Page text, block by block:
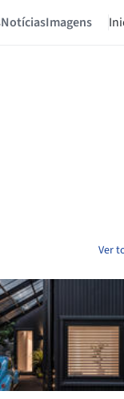
NotíciasImagens
Ver